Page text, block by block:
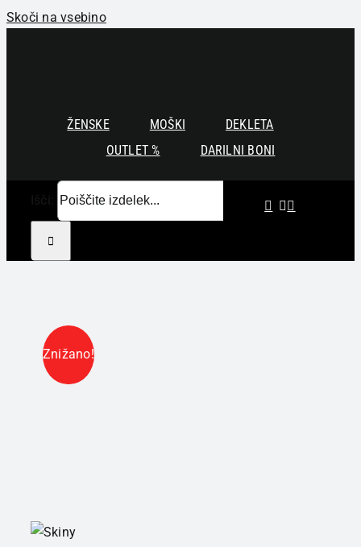
Skoči na vsebino
ŽENSKE MOŠKI
DEKLETA
OUTLET %
DARILNI BONI
Išči:
Znižano!